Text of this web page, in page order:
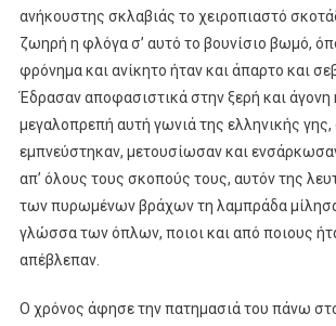
ανήκουστης σκλαβιάς το χειροπιαστό
ζωηρή η φλόγα σ’ αυτό το βουνίσιο βωμό,
φρόνημα και ανίκητο ήταν και άπαρτο και
Έδρασαν αποφασιστικά στην ξερή και άγονη
μεγαλοπρεπή αυτή γωνιά της ελληνικής γης,
εμπνεύστηκαν, μετουσίωσαν και
απ’ όλους τους σκοπούς τους, αυτόν της
των πυρωμένων βράχων τη λαμπράδα
γλώσσα των όπλων, ποιοι και από ποιους
απέβλεπαν.
Ο χρόνος άφησε την πατημασιά του πάνω